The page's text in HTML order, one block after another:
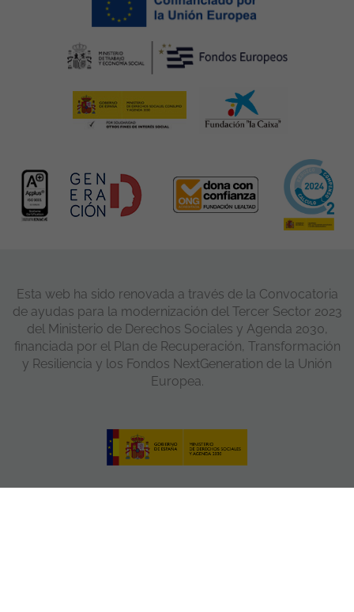
Esta web ha sido renovada a través de la Convocatoria
de ayudas para la modernización del Tercer Sector 2023
del Ministerio de Derechos Sociales y Agenda 2030,
financiada por el Plan de Recuperación, Transformación
y Resiliencia y los Fondos NextGeneration de la Unión
Europea.